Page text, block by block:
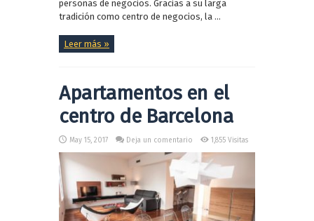
personas de negocios. Gracias a su larga
tradición como centro de negocios, la ...
Leer más »
Apartamentos en el
centro de Barcelona
May 15, 2017 Deja un comentario 1,855 Visitas